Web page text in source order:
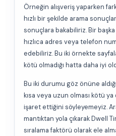
Örneğin alışveriş yaparken
hızlı bir şekilde arama
sonuçlara bakabiliriz. Bir
hızlıca adres veya telefon
edebiliriz. Bu iki örnekte
kötü olmadığı hatta daha iyi
Bu iki durumu göz önüne
kısa veya uzun olması kötü
işaret ettiğini söyleyemeyiz.
mantıktan yola çıkarak Dwell
sıralama faktörü olarak ele